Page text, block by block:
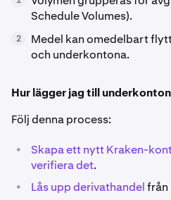
Schedule Volumes).
2
Medel kan omedelbart
och underkontona.
Hur lägger jag till
Följ denna process:
• Skapa ett nytt Kraken-
verifiera det.
• Lås upp derivathandelfrån